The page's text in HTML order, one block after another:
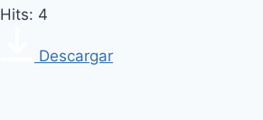
Hits: 4
Descargar